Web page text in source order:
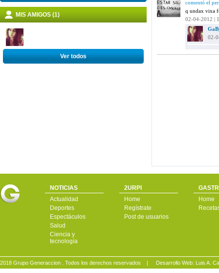
MIS AMIGOS (1)
Ver todos
comentó el
q undax vixa
02-04-2012 |
02-
NOTICIAS
Actualidad
Deportes
Espectáculos
Salud
Ciencia y
tecnología
2URPI
Home
Regístrate
Post de usuarios
Home
2018 Grupo Generaccion . Todos los derechos reservados | Desarrollo Web: Luis